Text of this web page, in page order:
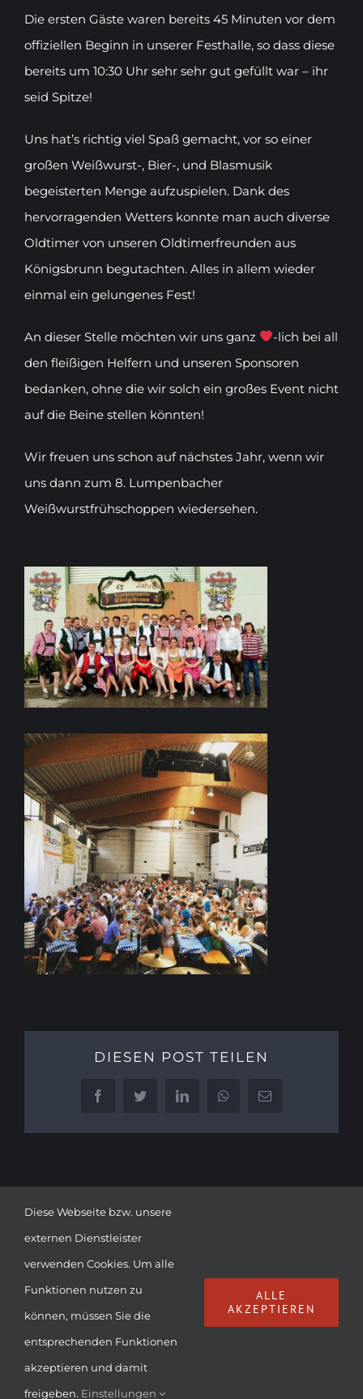
Die ersten Gäste waren bereits 45 Minuten vor dem
offiziellen Beginn in unserer Festhalle, so dass diese
bereits um 10:30 Uhr sehr sehr gut gefüllt war – ihr
seid Spitze!
Uns hat’s richtig viel Spaß gemacht, vor so einer
großen Weißwurst-, Bier-, und Blasmusik
begeisterten Menge aufzuspielen. Dank des
hervorragenden Wetters konnte man auch diverse
Oldtimer von unseren Oldtimerfreunden aus
Königsbrunn begutachten. Alles in allem wieder
einmal ein gelungenes Fest!
An dieser Stelle möchten wir uns ganz
-lich bei all
den fleißigen Helfern und unseren Sponsoren
bedanken, ohne die wir solch ein großes Event nicht
auf die Beine stellen könnten!
Wir freuen uns schon auf nächstes Jahr, wenn wir
uns dann zum 8. Lumpenbacher
Weißwurstfrühschoppen wiedersehen.
DIESEN POST TEILEN
FacebookTwitter LinkedInWhatsApp
E-
© Copyright2026 | DIE LUMPENBACHER | ALL RIGHTS
RESERVED |IMPRESSUM & DATENSCHUTZ
Facebook
Diese Webseite bzw. unsere
externen Dienstleister
verwenden Cookies. Um alle
Funktionen nutzen zu
können, müssen Sie die
entsprechenden Funktionen
akzeptieren und damit
freigeben. Einstellungen
ALLE
AKZEPTIEREN